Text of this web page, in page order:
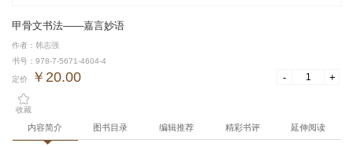
甲骨文书法——嘉言妙语
作者：韩志强
书号：978-7-5671-4604-4
定价 ￥20.00 - +
收藏
内容简介 图书目录 编辑推荐 精彩书评 延伸阅读